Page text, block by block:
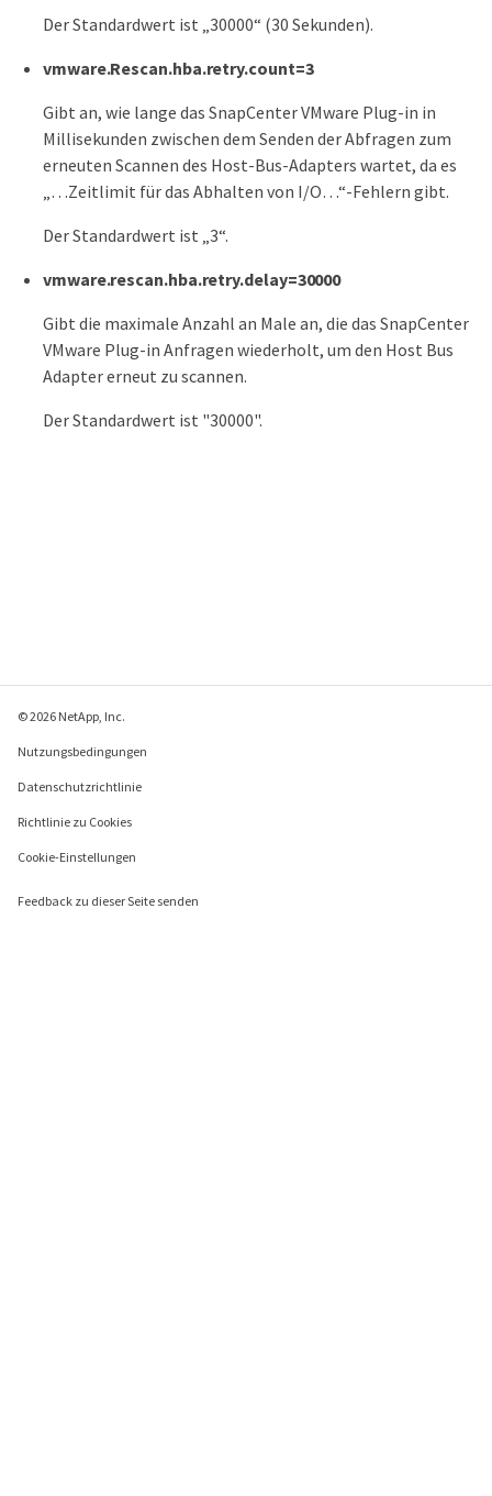
Der Standardwert ist „30000“ (30 Sekunden).
vmware.Rescan.hba.retry.count=3
Gibt an, wie lange das SnapCenter VMware Plug-in in
Millisekunden zwischen dem Senden der Abfragen zum
erneuten Scannen des Host-Bus-Adapters wartet, da es
„…​Zeitlimit für das Abhalten von I/O…​“-Fehlern gibt.
Der Standardwert ist „3“.
vmware.rescan.hba.retry.delay=30000
Gibt die maximale Anzahl an Male an, die das SnapCenter
VMware Plug-in Anfragen wiederholt, um den Host Bus
Adapter erneut zu scannen.
Der Standardwert ist "30000".
© 2026 NetApp, Inc.
Nutzungsbedingungen
Datenschutzrichtlinie
Richtlinie zu Cookies
Cookie-Einstellungen
Feedback zu dieser Seite senden